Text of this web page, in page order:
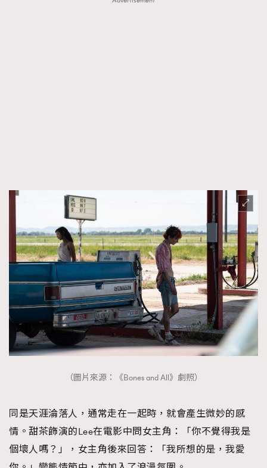
（圖片來源：《Bones and All》劇照）
同是天涯淪落人，通常走在一起時，就會產生微妙的感
情。甜茶飾演的Lee在電影中問女主角：「你不覺得我是
個壞人嗎？」，女主角後來回答：「我所想的是，我愛